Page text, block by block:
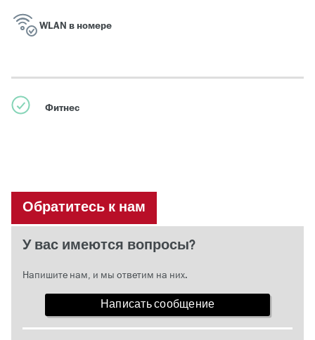
WLAN в номере
Фитнес
Обратитесь к нам
У вас имеются вопросы?
Напишите нам, и мы ответим на них.
Написать сообщение